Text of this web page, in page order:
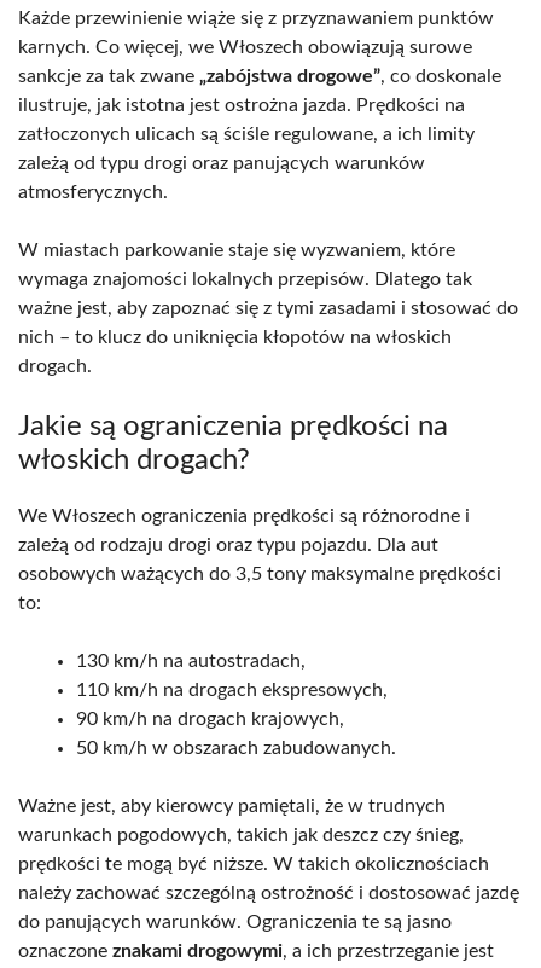
Każde przewinienie wiąże się z przyznawaniem punktów
karnych. Co więcej, we Włoszech obowiązują surowe
sankcje za tak zwane „zabójstwa drogowe”, co doskonale
ilustruje, jak istotna jest ostrożna jazda. Prędkości na
zatłoczonych ulicach są ściśle regulowane, a ich limity
zależą od typu drogi oraz panujących warunków
atmosferycznych.
W miastach parkowanie staje się wyzwaniem, które
wymaga znajomości lokalnych przepisów. Dlatego tak
ważne jest, aby zapoznać się z tymi zasadami i stosować do
nich – to klucz do uniknięcia kłopotów na włoskich
drogach.
Jakie są ograniczenia prędkości na
włoskich drogach?
We Włoszech ograniczenia prędkości są różnorodne i
zależą od rodzaju drogi oraz typu pojazdu. Dla aut
osobowych ważących do 3,5 tony maksymalne prędkości
to:
130 km/h na autostradach,
110 km/h na drogach ekspresowych,
90 km/h na drogach krajowych,
50 km/h w obszarach zabudowanych.
Ważne jest, aby kierowcy pamiętali, że w trudnych
warunkach pogodowych, takich jak deszcz czy śnieg,
prędkości te mogą być niższe. W takich okolicznościach
należy zachować szczególną ostrożność i dostosować jazdę
do panujących warunków. Ograniczenia te są jasno
oznaczone znakami drogowymi, a ich przestrzeganie jest